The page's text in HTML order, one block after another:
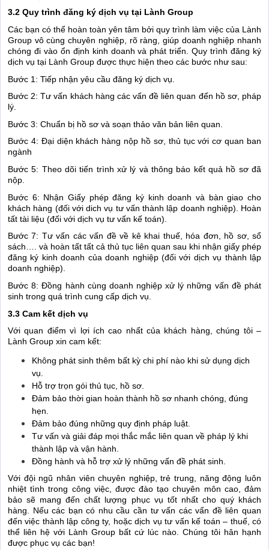
3.2 Quy trình đăng ký dịch vụ tại Lành Group
Các bạn có thể hoàn toàn yên tâm bởi quy trình làm việc của Lành
Group vô cùng chuyên nghiệp, rõ ràng, giúp doanh nghiệp nhanh
chóng đi vào ổn định kinh doanh và phát triển. Quy trình đăng ký
dịch vụ tại Lành Group được thực hiện theo các bước như sau:
Bước 1: Tiếp nhận yêu cầu đăng ký dịch vụ.
Bước 2: Tư vấn khách hàng các vấn đề liên quan đến hồ sơ, pháp
lý.
Bước 3: Chuẩn bị hồ sơ và soạn thảo văn bản liên quan.
Bước 4: Đại diện khách hàng nộp hồ sơ, thủ tục với cơ quan ban
ngành
Bước 5: Theo dõi tiến trình xử lý và thông báo kết quả hồ sơ đã
nộp.
Bước 6: Nhận Giấy phép đăng ký kinh doanh và bàn giao cho
khách hàng (đối với dich vụ tư vấn thành lập doanh nghiệp). Hoàn
tất tài liệu (đối với dịch vụ tư vấn kế toán).
Bước 7: Tư vấn các vấn đề về kê khai thuế, hóa đơn, hồ sơ, sổ
sách…. và hoàn tất tất cả thủ tục liên quan sau khi nhận giấy phép
đăng ký kinh doanh của doanh nghiệp (đối với dịch vụ thành lập
doanh nghiệp).
Bước 8: Đồng hành cùng doanh nghiệp xử lý những vấn đề phát
sinh trong quá trình cung cấp dịch vụ.
3.3 Cam kết dịch vụ
Với quan điểm vì lợi ích cao nhất của khách hàng, chúng tôi –
Lành Group xin cam kết:
Không phát sinh thêm bất kỳ chi phí nào khi sử dụng dịch
vụ.
Hỗ trợ trọn gói thủ tục, hồ sơ.
Đảm bảo thời gian hoàn thành hồ sơ nhanh chóng, đúng
hẹn.
Đảm bảo đúng những quy định pháp luật.
Tư vấn và giải đáp mọi thắc mắc liên quan về pháp lý khi
thành lập và vận hành.
Đồng hành và hỗ trợ xử lý những vấn đề phát sinh.
Với đội ngũ nhân viên chuyên nghiệp, trẻ trung, năng động luôn
nhiệt tình trong công việc, được đào tạo chuyên môn cao, đảm
bảo sẽ mang đến chất lượng phục vụ tốt nhất cho quý khách
hàng. Nếu các bạn có nhu cầu cần tư vấn các vấn đề liên quan
đến việc thành lập công ty, hoặc dịch vụ tư vấn kế toán – thuế, có
thể liên hệ với Lành Group bất cứ lúc nào. Chúng tôi hân hạnh
được phục vụ các bạn!